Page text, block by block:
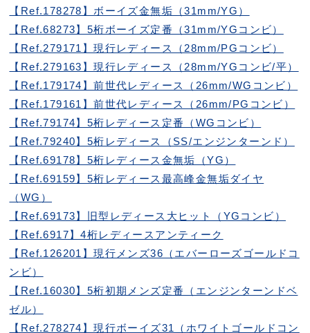
【Ref.178278】ボーイズ金無垢（31mm/YG）
【Ref.68273】5桁ボーイズ定番（31mm/YGコンビ）
【Ref.279171】現行レディース（28mm/PGコンビ）
【Ref.279163】現行レディース（28mm/YGコンビ/平）
【Ref.179174】前世代レディース（26mm/WGコンビ）
【Ref.179161】前世代レディース（26mm/PGコンビ）
【Ref.79174】5桁レディース定番（WGコンビ）
【Ref.79240】5桁レディース（SS/エンジンターンド）
【Ref.69178】5桁レディース金無垢（YG）
【Ref.69159】5桁レディース最高峰金無垢ダイヤ
（WG）
【Ref.69173】旧型レディース大ヒット（YGコンビ）
【Ref.6917】4桁レディースアンティーク
【Ref.126201】現行メンズ36（エバーローズゴールドコ
ンビ）
【Ref.16030】5桁初期メンズ定番（エンジンターンドベ
ゼル）
【Ref.278274】現行ボーイズ31（ホワイトゴールドコン